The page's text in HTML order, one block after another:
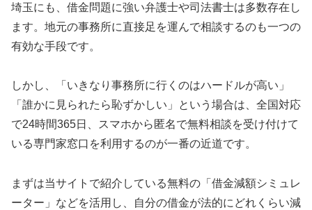
埼玉にも、借金問題に強い弁護士や司法書士は多数存在し
ます。地元の事務所に直接足を運んで相談するのも一つの
有効な手段です。
しかし、「いきなり事務所に行くのはハードルが高い」
「誰かに見られたら恥ずかしい」という場合は、全国対応
で24時間365日、スマホから匿名で無料相談を受け付けて
いる専門家窓口を利用するのが一番の近道です。
まずは当サイトで紹介している無料の「借金減額シミュレ
ーター」などを活用し、自分の借金が法的にどれくらい減